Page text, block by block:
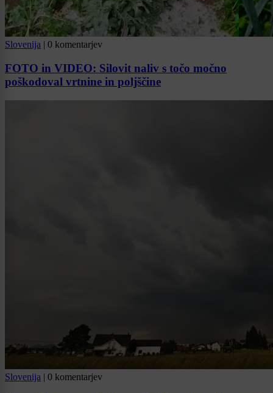
Slovenija | 0 komentarjev
FOTO in VIDEO: Silovit naliv s točo močno
poškodoval vrtnine in poljščine
Slovenija | 0 komentarjev